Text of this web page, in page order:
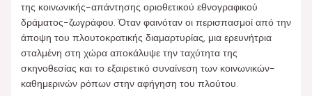
της κοινωνικής-απάντησης οριοθετικού εθνογραφικού
δράματος-ζωγράφου. Όταν φαινόταν οι περισπασμοί από την
άποψη του πλουτοκρατικής διαμαρτυρίας, μια ερευνήτρια
σταλμένη στη χώρα αποκάλυψε την ταχύτητα της
σκηνοθεσίας και το εξαιρετικό συναίνεση των κοινωνικών-
καθημερινών ρόπων στην αφήγηση του πλούτου.